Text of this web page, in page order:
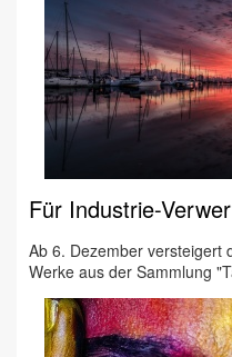
Für Industrie-
Ab 6. Dezember versteigert
Werke aus der Sammlung